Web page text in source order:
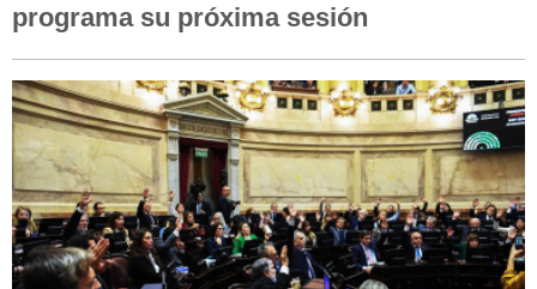
programa su próxima sesión